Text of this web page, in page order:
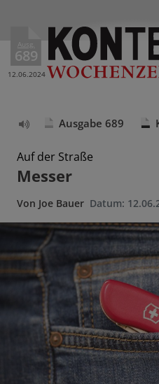
Ausg.
689
12.06.2024
vorlesen
Ausgabe 689
Auf der Straße
Messer
Von Joe Bauer Datum: